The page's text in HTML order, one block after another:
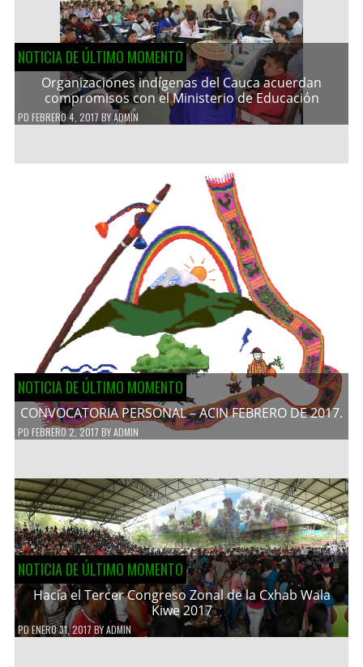
NOTICIA DE ÚLTIMO MOMENTO
Organizaciones indígenas del Cauca acuerdan
compromisos con el Ministerio de Educación
PD FEBRERO 4, 2017 BYADMIN
NOTICIA DE ÚLTIMO MOMENTO
CONVOCATORIA PERSONAL – ACIN FEBRERO DE 2017.
PD FEBRERO 2, 2017 BYADMIN
NOTICIA DE ÚLTIMO MOMENTO
Hacía el Tercer Congreso Zonal de la Cxhab Wala
Kiwe 2017
PDENERO 31, 2017 BYADMIN